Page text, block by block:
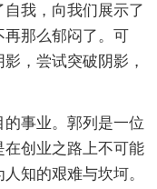
我，向我们展示了
那么郁闷了。可
，尝试突破阴影，
事业。郭列是一位
在创业之路上不可能
知的艰难与坎坷。